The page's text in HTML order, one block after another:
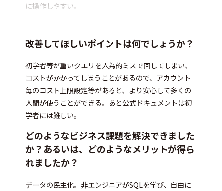
に操作しやすい。
改善してほしいポイントは何でしょうか？
初学者等が重いクエリを人為的ミスで回してしまい、
コストがかかってしまうことがあるので、アカウント
毎のコスト上限設定等があると、より安心して多くの
人間が使うことができる。あと公式ドキュメントは初
学者には難しい。
どのようなビジネス課題を解決できました
か？あるいは、どのようなメリットが得ら
れましたか？
データの民主化。非エンジニアがSQLを学び、自由に